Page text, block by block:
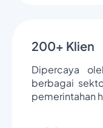
200+ Klien
Dipercaya
berbagai
pemerintahan